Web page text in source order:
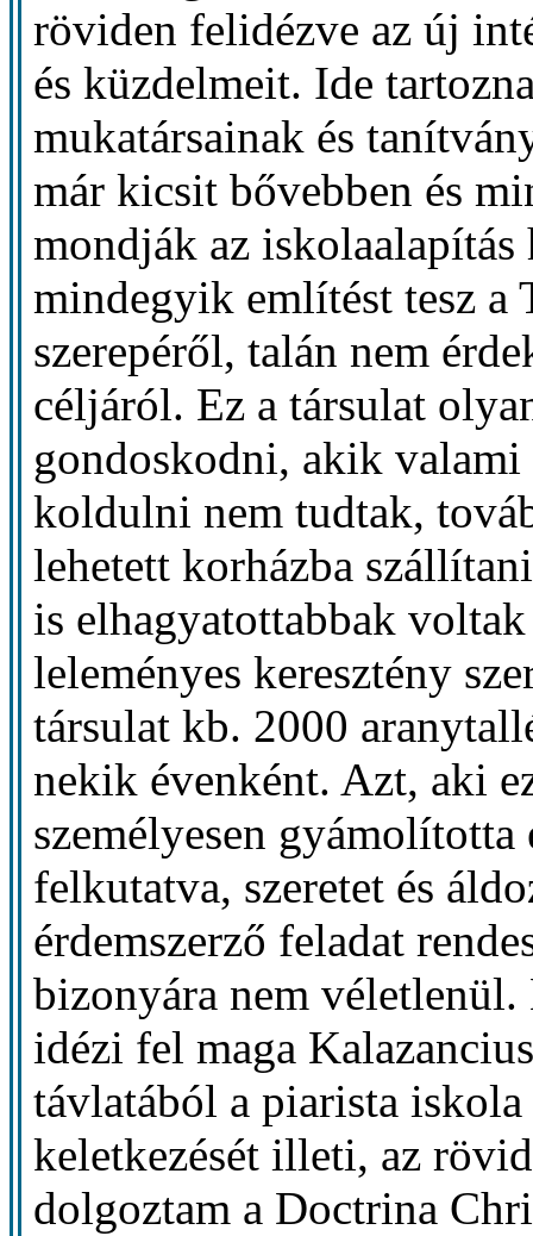
röviden felidézve az új
és küzdelmeit. Ide
mukatársainak és
már kicsit bővebben és
mondják az
mindegyik említést tesz a
szerepéről, talán nem
céljáról. Ez a társulat
gondoskodni, akik
koldulni nem tudtak,
lehetett korházba
is elhagyatottabbak
leleményes keresztény
társulat kb. 2000
nekik évenként. Azt, aki
személyesen
felkutatva, szeretet és
érdemszerző feladat
bizonyára nem
idézi fel maga
távlatából a piarista
keletkezését illeti, az
dolgoztam a Doctrina